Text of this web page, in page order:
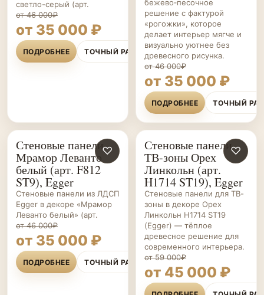
светло-серый (арт.
от 46 000₽
от 35 000 ₽
ПОДРОБНЕЕ ТОЧНЫЙ РАСЧЁТ
бежево‑песочное
решение с фактурой
«рогожки», которое
делает интерьер мягче и
визуально уютнее без
древесного рисунка.
от 46 000₽
от 35 000 ₽
ПОДРОБНЕЕ ТОЧНЫЙ
СТЕНОВЫЕ
ПАНЕЛИ НА ЗАКАЗ
♡
Стеновые панели
Мрамор Леванто
белый (арт. F812
ST9), Egger
Стеновые панели из ЛДСП
Egger в декоре «Мрамор
Леванто белый» (арт.
от 46 000₽
от 35 000 ₽
ПОДРОБНЕЕ ТОЧНЫЙ РАСЧЁТ
СТЕНОВЫЕ
ПАНЕЛИ НА ЗАКАЗ
♡
Стеновые панели
ТВ-зоны Орех
Линкольн (арт.
H1714 ST19), Egger
Стеновые панели для ТВ-
зоны в декоре Орех
Линкольн H1714 ST19
(Egger) — тёплое
древесное решение для
современного интерьера.
от 59 000₽
от 45 000 ₽